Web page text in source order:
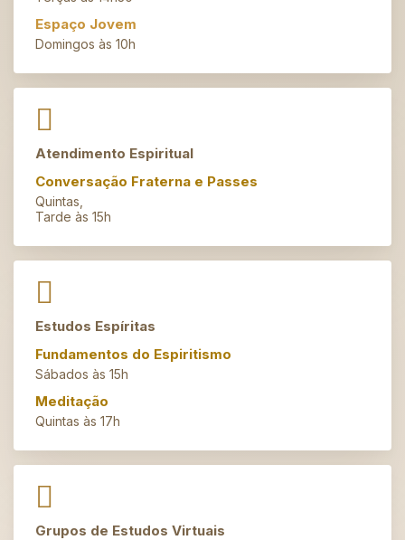
Espaço Jovem
Domingos às 10h
Atendimento Espiritual
Conversação Fraterna e Passes
Quintas,
Tarde às 15h
Estudos Espíritas
Fundamentos do Espiritismo
Sábados às 15h
Meditação
Quintas às 17h
Grupos de Estudos Virtuais